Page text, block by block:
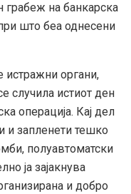
на банкарска
што беа однесени
истражни органи,
случила истиот ден
операција. Кај дел
и запленети тешко
полуавтоматски
ја зајакнува
и добро